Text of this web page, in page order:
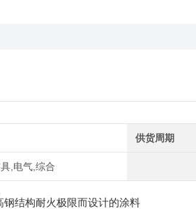
供货周期
,电气,综合
结构耐火极限而设计的涂料